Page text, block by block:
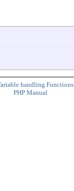
handling Functions
PHP Manual